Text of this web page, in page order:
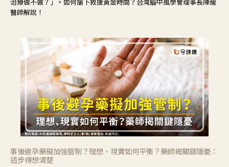
醫師解說！
事後避孕藥擬加強管制？理想、現實如何平衡？藥師揭關鍵隱憂：
這步得想清楚